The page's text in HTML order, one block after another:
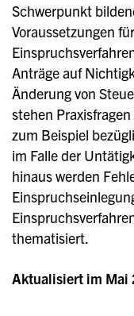
Schwerpunkt
Voraussetzungen
Anträge auf
Änderung von
stehen
zum Beispiel
im Falle der
hinaus werden
thematisiert.
Aktualisiert im Mai